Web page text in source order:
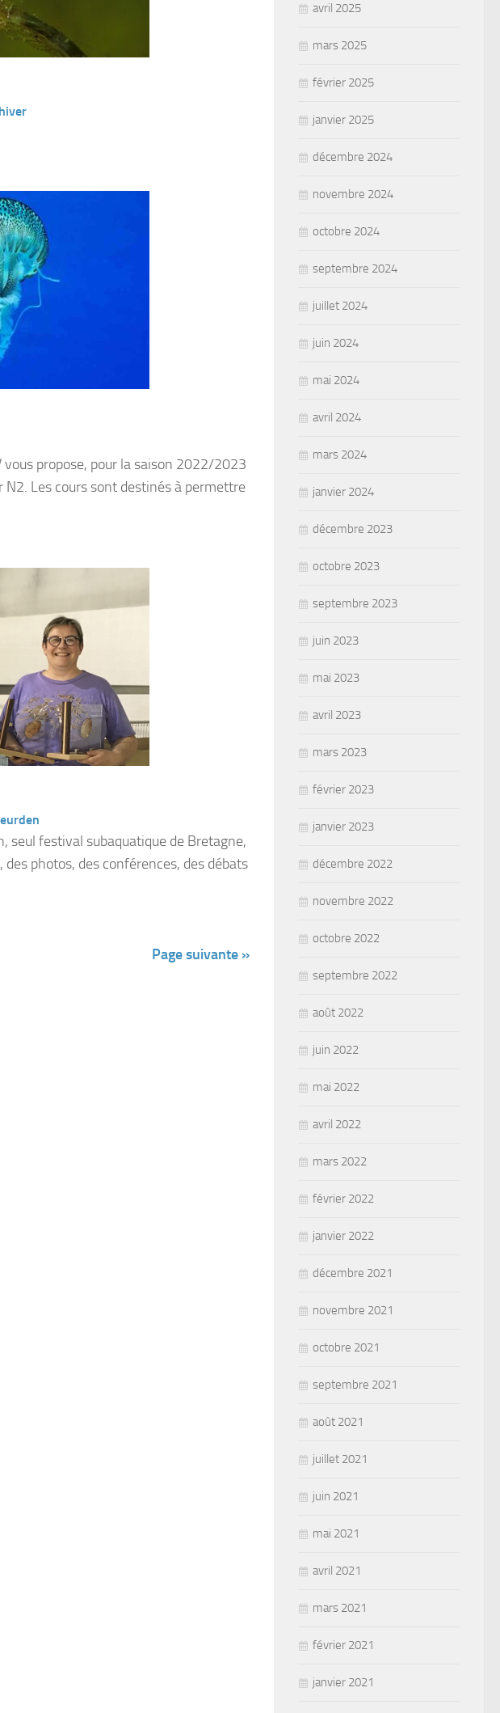
propose, pour la saison 2022/2023
Les cours sont destinés à permettre
seul festival subaquatique de Bretagne,
photos, des conférences, des débats
Page suivante »
avril 2025
mars 2025
février 2025
janvier 2025
décembre 2024
novembre 2024
octobre 2024
septembre 2024
juillet 2024
juin 2024
mai 2024
avril 2024
mars 2024
janvier 2024
décembre 2023
octobre 2023
septembre 2023
juin 2023
mai 2023
avril 2023
mars 2023
février 2023
janvier 2023
décembre 2022
novembre 2022
octobre 2022
septembre 2022
août 2022
juin 2022
mai 2022
avril 2022
mars 2022
février 2022
janvier 2022
décembre 2021
novembre 2021
octobre 2021
septembre 2021
août 2021
juillet 2021
juin 2021
mai 2021
avril 2021
mars 2021
février 2021
janvier 2021